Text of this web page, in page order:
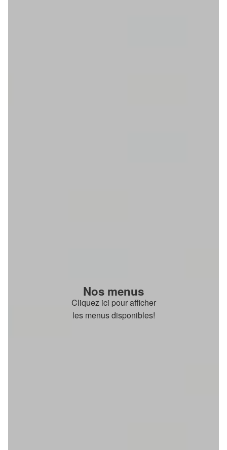
Nos menus
Cliquez ici pour afficher
les menus disponibles!